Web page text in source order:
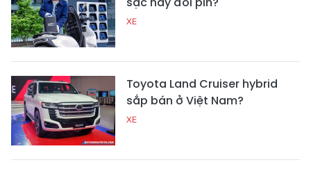
XE
Toyota Land Cruiser hybrid
sắp bán ở Việt Nam?
XE